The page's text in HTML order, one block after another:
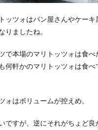
ッツォはパン屋さんやケーキ
りましたね。
で本場のマリトッツォは食べ
何軒かのマリトッツォは食べ
ォはボリュームが控えめ。
ですが、逆にそれがちょど良